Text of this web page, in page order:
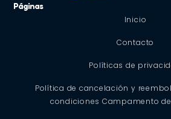
Páginas
Inicio
Contacto
Políticas de
Política de cancelación y
condiciones Campamento de